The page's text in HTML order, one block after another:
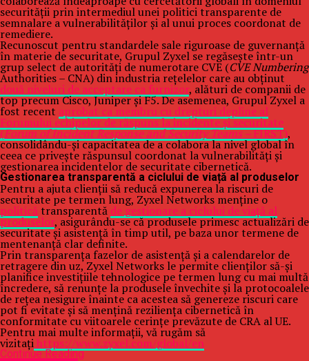
securității prin intermediul unei politici transparente de
semnalare a vulnerabilităților și al unui proces coordonat de
remediere.
Recunoscut pentru standardele sale riguroase de guvernanță
în materie de securitate, Grupul Zyxel se regăsește într-un
grup select de autorități de numerotare CVE (CVE Numbering
Authorities – CNA) din industria rețelelor care au obținut
două niveluri de acceptare ca furnizor, alături de companii de
top precum Cisco, Juniper și F5. De asemenea, Grupul Zyxel a
fost recent aprobat ca membru cu drepturi depline al
Forumului echipelor de răspuns la incidente și securitate
(Forum of Incident Response and Security Teams –FIRST),
consolidându-și capacitatea de a colabora la nivel global în
ceea ce privește răspunsul coordonat la vulnerabilități și
gestionarea incidentelor de securitate cibernetică.
Gestionarea transparentă a ciclului de viață al produselor
Pentru a ajuta clienții să reducă expunerea la riscuri de
securitate pe termen lung, Zyxel Networks menține o
politică transparentă de gestionare a ciclului de viață al
produselor, asigurându-se că produsele primesc actualizări de
securitate și asistență în timp util, pe baza unor termene de
mentenanță clar definite.
Prin transparența fazelor de asistență și a calendarelor de
retragere din uz, Zyxel Networks le permite clienților să-și
planifice investițiile tehnologice pe termen lung cu mai multă
încredere, să renunțe la produsele învechite și la protocoalele
de rețea nesigure înainte ca acestea să genereze riscuri care
pot fi evitate și să mențină reziliența cibernetică în
conformitate cu viitoarele cerințe prevăzute de CRA al UE.
Pentru mai multe informații, vă rugăm să
vizitațihttps://www.zyxel.com/global/en
Continue Reading